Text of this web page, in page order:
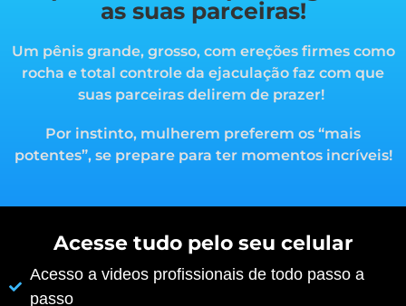
as suas parceiras!
Um pênis grande, grosso, com ereções firmes como
rocha e total controle da ejaculação faz com que
suas parceiras delirem de prazer!
Por instinto, mulherem preferem os “mais
potentes”, se prepare para ter momentos incríveis!
Acesse tudo pelo seu celular
Acesso a videos profissionais de todo passo a
passo